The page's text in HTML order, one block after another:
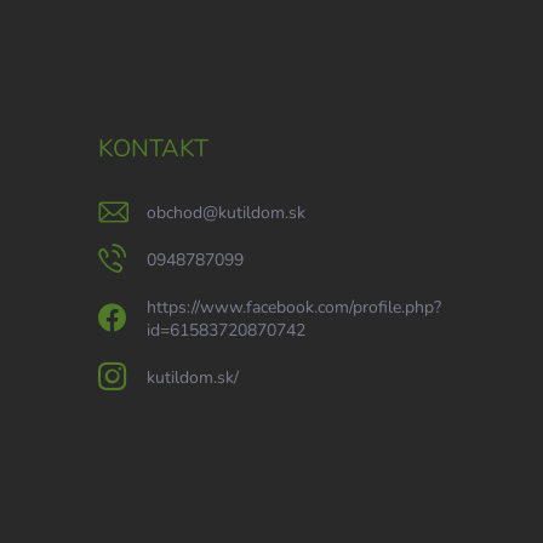
KONTAKT
obchod@kutildom.sk
0948787099
https://www.facebook.com/profile.php?
id=61583720870742
kutildom.sk/